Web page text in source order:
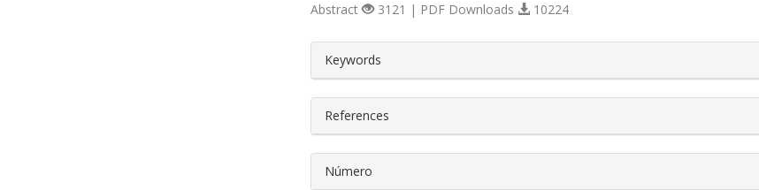
Abstract 3121 | PDF Downloads 10224
##plugins.themes.bootstrap3.article.details##
Keywords
References
Número